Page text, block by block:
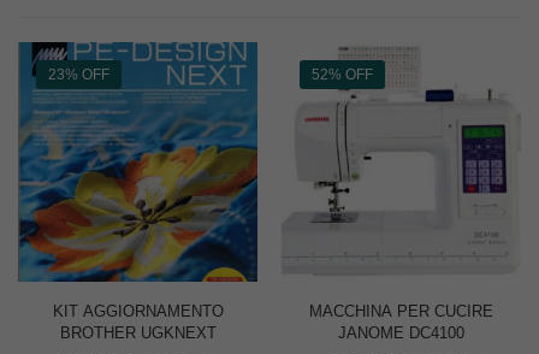
23% OFF
KIT AGGIORNAMENTO
BROTHER UGKNEXT
52% OFF
MACCHINA PER CUCIRE
JANOME DC4100